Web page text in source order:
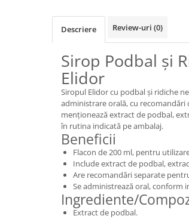
Descriere Review-uri (0)
Sirop Podbal și
Elidor
Siropul Elidor cu podbal și ridiche
administrare orală, cu
menționează extract de podbal,
în rutina indicată pe ambalaj.
Beneficii
Flacon de 200 ml, pentru
Include extract de podbal,
Are recomandări separate
Se administrează oral, conform
Ingrediente/
Extract de podbal.